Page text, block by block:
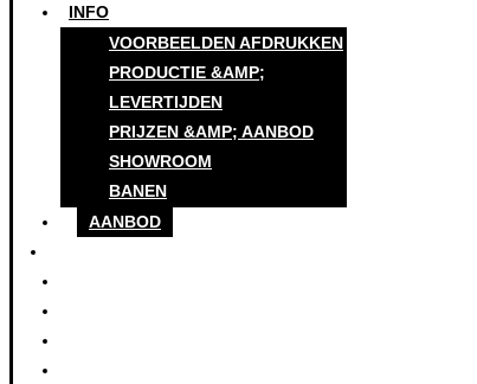
INFO
VOORBEELDEN AFDRUKKEN
PRODUCTIE &AMP;
LEVERTIJDEN
PRIJZEN &AMP; AANBOD
SHOWROOM
BANEN
AANBOD